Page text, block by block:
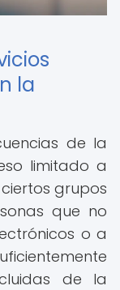
la
de la
limitado a
grupos
que no
o a
de la